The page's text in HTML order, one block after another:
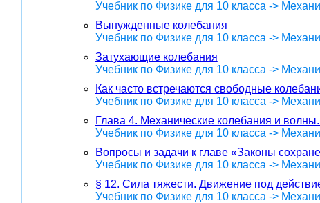
Учебник по Физике для 10 класса ->
Вынужденные колебания
Учебник по Физике для 10 класса ->
Затухающие колебания
Учебник по Физике для 10 класса ->
Как часто встречаются свободные
Учебник по Физике для 10 класса ->
Глава 4. Механические колебания и
Учебник по Физике для 10 класса ->
Вопросы и задачи к главе «Законы
Учебник по Физике для 10 класса ->
§ 12. Сила тяжести. Движение под
Учебник по Физике для 10 класса ->